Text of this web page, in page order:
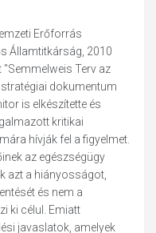
Erőforrás
Államtitkárság, 2010
Terv az
dokumentum
is elkészítette és
kritikai
hívják fel a figyelmet.
az egészségügy
azt a hiányosságot,
és nem a
ki célul. Emiatt
javaslatok, amelyek